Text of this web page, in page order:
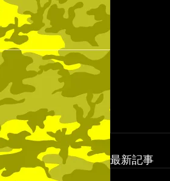
最新記事